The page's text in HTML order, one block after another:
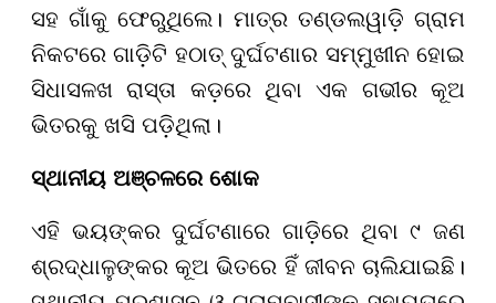
ସହ ଗାଁକୁ ଫେରୁଥିଲେ। ମାତ୍ର ତଣ୍ଡଲୱାଡ଼ି ଗ୍ରାମ
ନିକଟରେ ଗାଡ଼ିଟି ହଠାତ୍ ଦୁର୍ଘଟଣାର ସମ୍ମୁଖୀନ ହୋଇ
ସିଧାସଳଖ ରାସ୍ତା କଡ଼ରେ ଥିବା ଏକ ଗଭୀର କୂଅ
ଭିତରକୁ ଖସି ପଡ଼ିଥିଲା।
ସ୍ଥାନୀୟ ଅଞ୍ଚଳରେ ଶୋକ
ଏହି ଭୟଙ୍କର ଦୁର୍ଘଟଣାରେ ଗାଡ଼ିରେ ଥିବା ୯ ଜଣ
ଶ୍ରଦ୍ଧାଳୁଙ୍କର କୂଅ ଭିତରେ ହିଁ ଜୀବନ ଚାଲିଯାଇଛି।